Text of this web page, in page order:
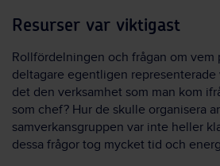
Resurser var viktigast
Rollfördelningen och frågan om vem
deltagare egentligen representerade
det den verksamhet som man kom
som chef? Hur de skulle organisera
samverkansgruppen var inte heller
dessa frågor tog mycket tid och